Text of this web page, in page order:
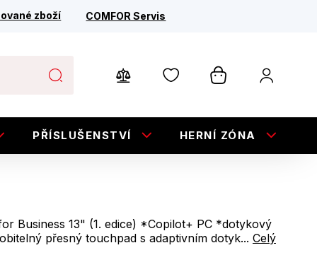
zboží COMFOR Servis
PŘÍSLUŠENSTVÍ HERNÍ ZÓNA
Business 13" (1. edice) *Copilot+ PC *dotykový
přesný touchpad s adaptivním dotyk... Celý